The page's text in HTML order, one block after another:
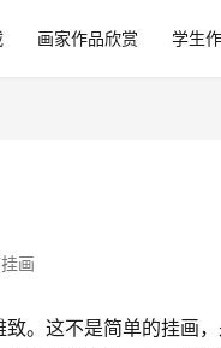
画家作品欣赏 学生
画
。这不是简单的挂画